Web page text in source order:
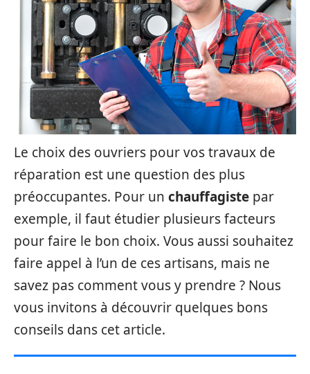
Le choix des ouvriers pour vos travaux de
réparation est une question des plus
préoccupantes. Pour un chauffagiste par
exemple, il faut étudier plusieurs facteurs
pour faire le bon choix. Vous aussi souhaitez
faire appel à l’un de ces artisans, mais ne
savez pas comment vous y prendre ? Nous
vous invitons à découvrir quelques bons
conseils dans cet article.